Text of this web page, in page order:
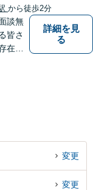
から徒歩2分
談無
皆さ
在に
詳細を見
る
変更
変更